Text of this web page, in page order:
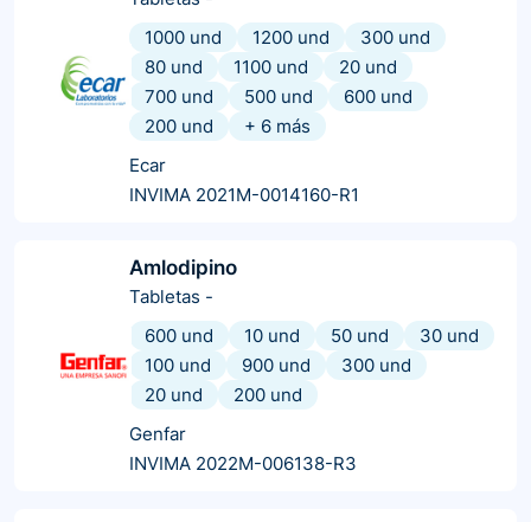
1000 und
1200 und
300 und
80 und
1100 und
20 und
700 und
500 und
600 und
200 und
+ 6 más
Ecar
INVIMA 2021M-0014160-R1
Amlodipino
Tabletas -
600 und
10 und 50 und
30 und
100 und
900 und
300 und
20 und
200 und
Genfar
INVIMA 2022M-006138-R3